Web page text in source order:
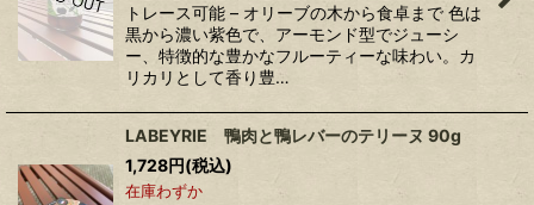
トレース可能 – オリーブの木から食卓まで 色は
黒から濃い紫色で、アーモンド型でジューシ
ー、特徴的な豊かなフルーティーな味わい。カ
リカリとして香り豊…
LABEYRIE 鴨肉と鴨レバーのテリーヌ 90g
1,728円(税込)
在庫わずか